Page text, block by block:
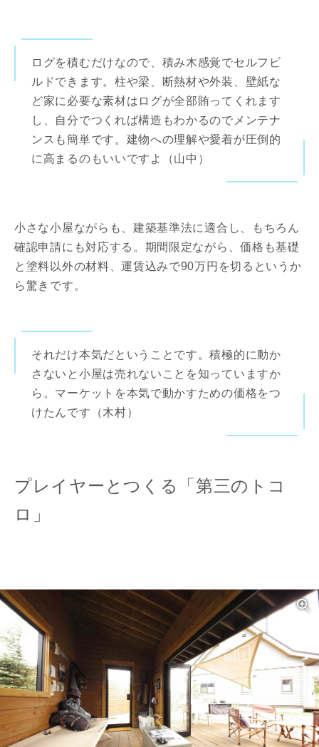
ログを積むだけなので、積み木感覚でセルフビ
ルドできます。柱や梁、断熱材や外装、壁紙な
ど家に必要な素材はログが全部賄ってくれます
し、自分でつくれば構造もわかるのでメンテナ
ンスも簡単です。建物への理解や愛着が圧倒的
に高まるのもいいですよ（山中）
小さな小屋ながらも、建築基準法に適合し、もちろん
確認申請にも対応する。期間限定ながら、価格も基礎
と塗料以外の材料、運賃込みで90万円を切るというか
ら驚きです。
それだけ本気だということです。積極的に動か
さないと小屋は売れないことを知っていますか
ら。マーケットを本気で動かすための価格をつ
けたんです（木村）
プレイヤーとつくる「第三のトコ
ロ」